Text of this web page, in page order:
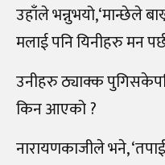
उहाँले भन्नुभयो,‘मान्छेले
मलाई पनि यिनीहरु मन
उनीहरु ठ्याक्क
किन आएको ?
नारायणकाजीले भने,